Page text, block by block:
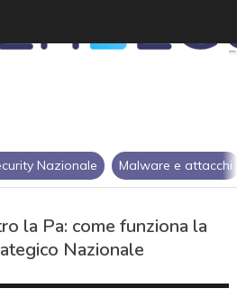
Nazionale Malware e attacchi
la Pa: come funziona la
Nazionale